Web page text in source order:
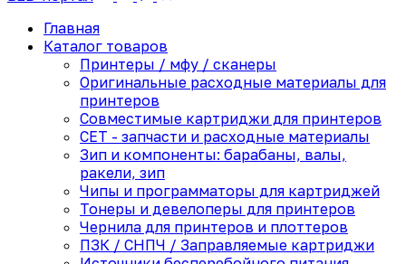
Главная
Каталог товаров
Принтеры / мфу / сканеры
Оригинальные расходные материалы для
принтеров
Совместимые картриджи для принтеров
CET - запчасти и расходные материалы
Зип и компоненты: барабаны, валы,
ракели, зип
Чипы и программаторы для картриджей
Тонеры и девелоперы для принтеров
Чернила для принтеров и плоттеров
ПЗК / СНПЧ / Заправляемые картриджи